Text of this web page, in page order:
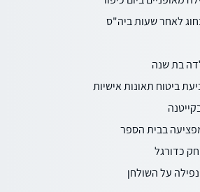
לאחר שעות ביה"ס
בת שנה
ביטוח תאונות אישיות
בבית הספר
כדורגל
על השולחן